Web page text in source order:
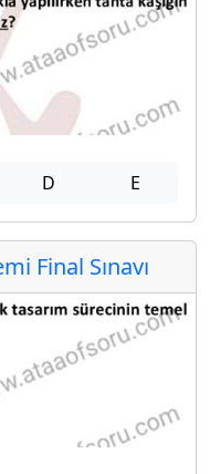
D E
Final Sınavı